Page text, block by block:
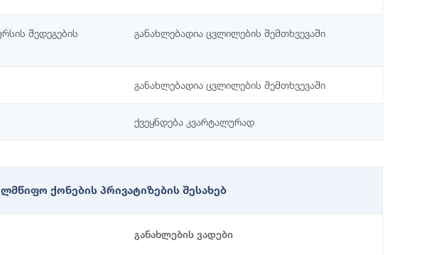
შედეგების
განახლებადია ცვლილების შემთხვევაში
განახლებადია ცვლილების შემთხვევაში
ქვეყნდება კვარტალურად
ქონების პრივატიზების შესახებ
განახლების ვადები